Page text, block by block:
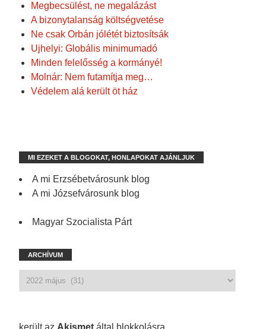
Megbecsülést, ne megalázást
A bizonytalanság költségvetése
Ne csak Orbán jólétét biztosítsák
Ujhelyi: Globális minimumadó
Minden felelősség a kormányé!
Molnár: Nem futamítja meg…
Védelem alá került öt ház
MI EZEKET A BLOGOKAT, HONLAPOKAT AJÁNLJUK
A mi Erzsébetvárosunk blog
A mi Józsefvárosunk blog
Magyar Szocialista Párt
ARCHÍVUM